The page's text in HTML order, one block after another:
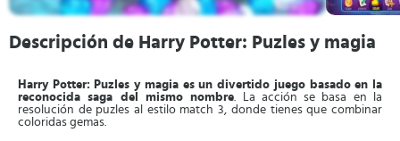
Descripción de Harry Potter: Puzles y magia
Harry Potter: Puzles y magia es un divertido juego basado en la
reconocida saga del mismo nombre. La acción se basa en la
resolución de puzles al estilo match 3, donde tienes que combinar
coloridas gemas.